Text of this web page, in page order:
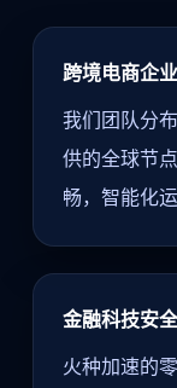
跨境电商企
我们团队分
供的全球节
畅，智能化
金融科技安
火种加速的